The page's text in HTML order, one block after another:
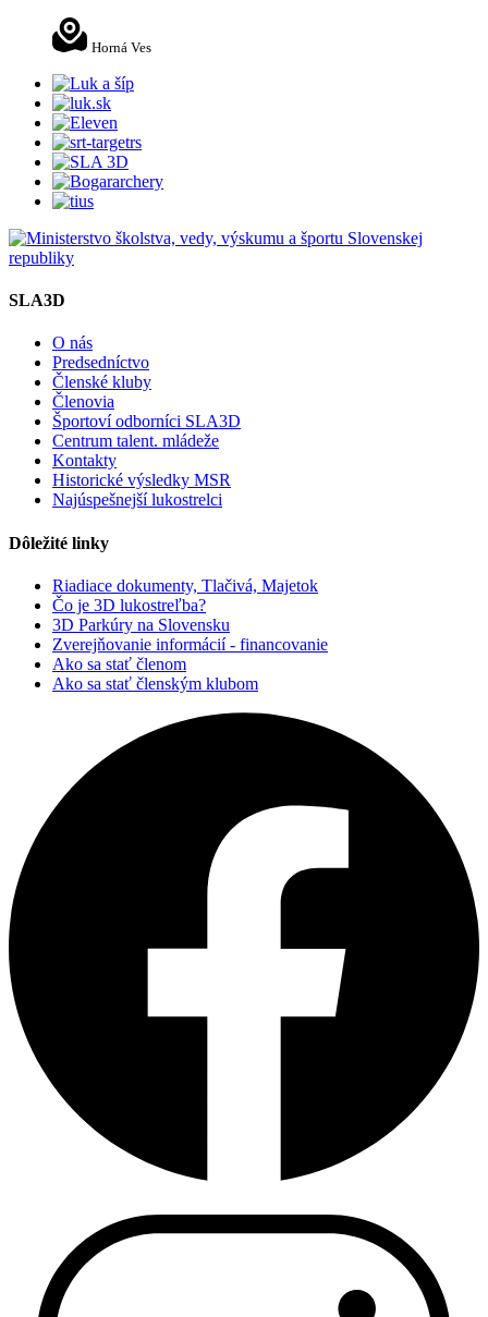
Horná Ves
SLA3D
O nás
Predsedníctvo
Členské kluby
Členovia
Športoví odborníci SLA3D
Centrum talent. mládeže
Kontakty
Historické výsledky MSR
Najúspešnejší lukostrelci
Dôležité linky
Riadiace dokumenty, Tlačivá, Majetok
Čo je 3D lukostreľba?
3D Parkúry na Slovensku
Zverejňovanie informácií - financovanie
Ako sa stať členom
Ako sa stať členským klubom